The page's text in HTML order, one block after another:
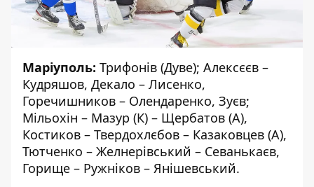
Маріуполь: Трифонів (Дуве); Алексєєв –
Кудряшов, Декало – Лисенко,
Горечишников – Олендаренко, Зуєв;
Мільохін – Мазур (К) – Щербатов (А),
Костиков – Твердохлєбов – Казаковцев (А),
Тютченко – Желнерівський – Севанькаєв,
Горище – Ружніков – Янішевський.